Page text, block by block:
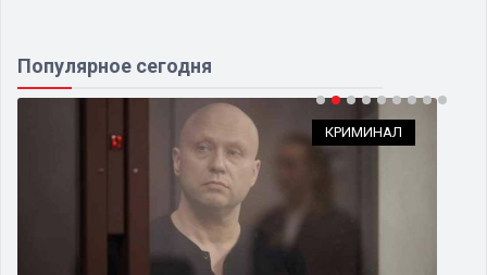
Популярное сегодня
КРИМИНАЛ